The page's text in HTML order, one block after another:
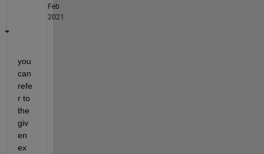
Feb
2021
you
can
refe
r to
the
giv
en
ex